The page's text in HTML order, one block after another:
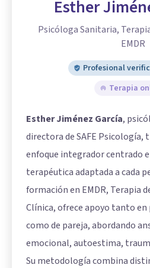
Esther
Psicóloga Sanitaria,
EMDR
Profesional
Terapia
Esther Jiménez García,
directora de SAFE Psicología,
enfoque integrador centrado
terapéutica adaptada a cada
formación en EMDR, Terapia
Clínica, ofrece apoyo tanto en
como de pareja, abordando
emocional, autoestima,
Su metodología combina